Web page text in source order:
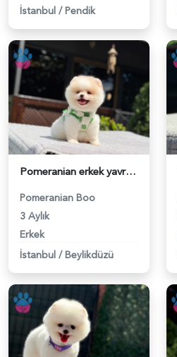
İstanbul /Pendik
Pomeranian erkek yavrumuz - 6254
Pomeranian Boo
3 Aylık
Erkek
İstanbul /Beylikdüzü